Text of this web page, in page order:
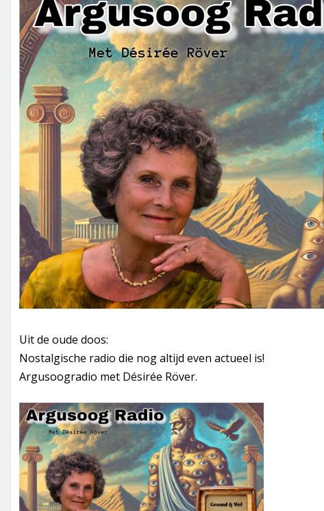
Uit de oude doos:
Nostalgische radio die nog altijd even actueel is!
Argusoogradio met Désirée Röver.